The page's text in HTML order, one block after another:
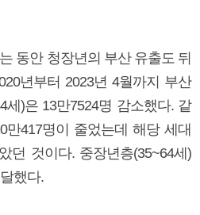
동안 청장년의 부산 유출도 뒤
년부터 2023년 4월까지 부산
세)은 13만7524명 감소했다. 같
만417명이 줄었는데 해당 세대
던 것이다. 중장년층(35~64세)
했다.